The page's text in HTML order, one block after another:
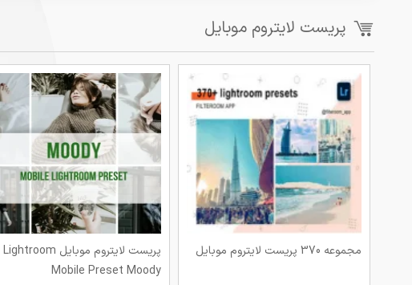
پریست لایتروم موبایل
مجموعه 370 پریست لایتروم موبایل
پریست لایتروم موبایل Lightroom
Mobile Preset Moody